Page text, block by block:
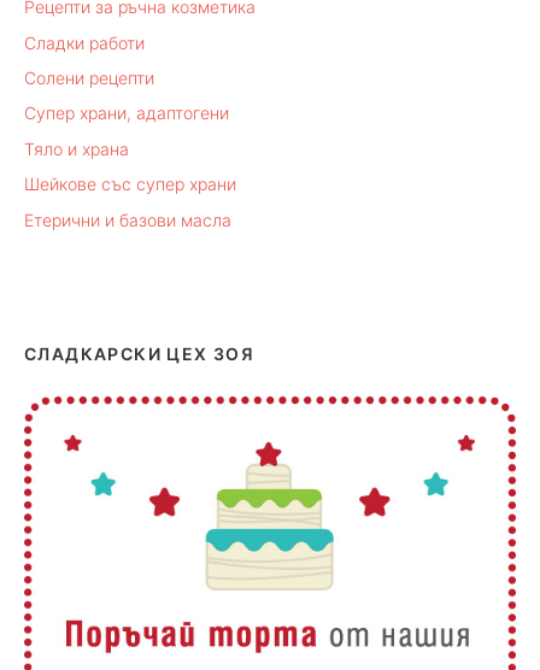
Рецепти за ръчна козметика
Сладки работи
Солени рецепти
Супер храни, адаптогени
Тяло и храна
Шейкове със супер храни
Етерични и базови масла
СЛАДКАРСКИ ЦЕХ ЗОЯ